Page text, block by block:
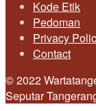
Kode Etik
Pedoman
Privacy
Contact
© 2022
Seputar